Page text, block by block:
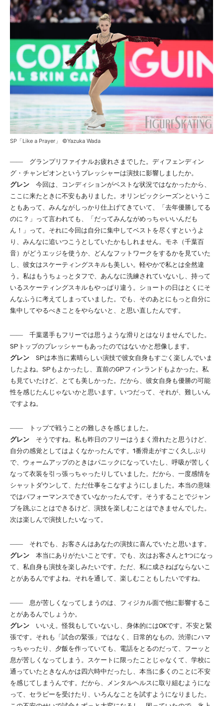
SP「Like a Prayer」 ©Yazuka Wada
―― グランプリファイナルお疲れさまでした。ディフェンディン
グ・チャンピオンというプレッシャーは演技に影響しましたか。
グレン 今回は、コンディションがベストな状況ではなかったから、
ここに来たときに不安もありました。オリンピックシーズンというこ
ともあって、みんながしっかり仕上げてきていて、「去年優勝してる
のに？」って言われても、「だってみんながめっちゃいいんだも
ん！」って。それに今回は自分に集中してベストを尽くすというよ
り、みんなに追いつこうとしていたかもしれません。モネ（千葉百
音）がどうエッジを使うか、どんなフットワークをするかを見ていた
し、彼女はスケーティングスキルも美しい。軽やかで私とは全然違
う。私はもうちょっとタフで、あんなに洗練されていないし、持って
いるスケーティングスキルもやっぱり違う。ショートの日はとくにそ
んなふうに考えてしまっていました。でも、そのあとにもっと自分に
集中してやるべきことをやらないと、と思い直したんです。
―― 千葉選手もフリーでは思うような滑りとはなりませんでした。
SPトップのプレッシャーもあったのではないかと想像します。
グレン SPは本当に素晴らしい演技で彼女自身もすごく楽しんでいま
したよね。SPもよかったし、直前のGPフィンランドもよかった。私
も見ていたけど、とても美しかった。だから、彼女自身も優勝の可能
性を感じたんじゃないかと思います。いつだって、それが、難しいん
ですよね。
―― トップで戦うことの難しさを感じました。
グレン そうですね。私も昨日のフリーはうまく滑れたと思うけど、
自分の感覚としてはよくなかったんです。1番滑走がすごく久しぶり
で、ウォームアップのときはパニックになっていたし、呼吸が苦しく
なって衣装を引っ張っちゃったりしていました。だから、一度感情を
シャットダウンして、ただ仕事をこなすようにしました。本当の意味
ではパフォーマンスできていなかったんです。そうすることでジャン
プを跳ぶことはできるけど、演技を楽しむことはできませんでした。
次は楽しんで演技したいなって。
―― それでも、お客さんはあなたの演技に喜んでいたと思います。
グレン 本当にありがたいことです。でも、次はお客さんと1つになっ
て、私自身も演技を楽しみたいです。ただ、私に成さねばならないこ
とがあるんですよね。それを通して、楽しむこともしたいですね。
―― 息が苦しくなってしまうのは、フィジカル面で他に影響するこ
とがあるんでしょうか。
グレン いいえ。怪我もしていないし、身体的にはOKです。不安と緊
張です。それも「試合の緊張」ではなく、日常的なもの。渋滞にハマ
っちゃったり、夕飯を作っていても、電話をとるのだって、フーッと
息が苦しくなってしまう。スケートに限ったことじゃなくて、学校に
通っていたときなんかは四六時中だったし、本当に多くのことに不安
を感じてしまうんです。だから、メンタルヘルスに取り組むようにな
って、セラピーを受けたり、いろんなことを試すようになりました。